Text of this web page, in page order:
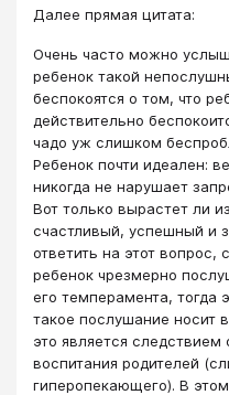
Далее прямая цитата:
Очень часто можно
ребенок такой
беспокоятся о том, что
действительно
чадо уж слишком
Ребенок почти идеален:
никогда не нарушает
Вот только вырастет ли
счастливый, успешный и
ответить на этот вопрос,
ребенок чрезмерно
его темперамента, тогда
такое послушание носит
это является следствием
воспитания родителей
гиперопекающего). В